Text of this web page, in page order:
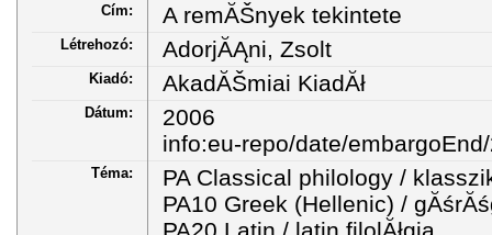
Cím: A remĂŠnyek tekintete
Létrehozó: AdorjĂĄni, Zsolt
Kiadó: AkadĂŠmiai KiadĂł
Dátum:
2006
info:eu-repo/date/
Téma:
PA Classical philology /
PA10 Greek (Hellenic) /
PA20 Latin / latin filolĂłgia